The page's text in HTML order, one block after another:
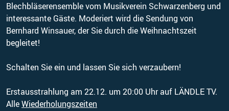
Blechbläserensemble vom Musikverein Schwarzenberg und
interessante Gäste. Moderiert wird die Sendung von
Bernhard Winsauer, der Sie durch die Weihnachtszeit
begleitet!
Schalten Sie ein und lassen Sie sich verzaubern!
Erstausstrahlung am 22.12. um 20:00 Uhr auf LÄNDLE TV.
AlleWiederholungszeiten